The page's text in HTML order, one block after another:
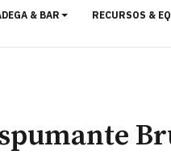
& BAR RECURSOS &